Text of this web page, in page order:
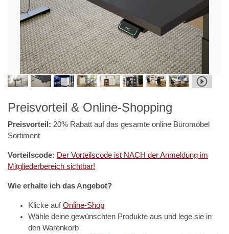
Preisvorteil & Online-Shopping
Preisvorteil: 20% Rabatt auf das gesamte online Büromöbel
Sortiment
Vorteilscode: Der Vorteilscode ist NACH der Anmeldung im
Mitgliederbereich sichtbar!
Wie erhalte ich das Angebot?
Klicke aufOnline-Shop
Wähle deine gewünschten Produkte aus und lege sie in
den Warenkorb